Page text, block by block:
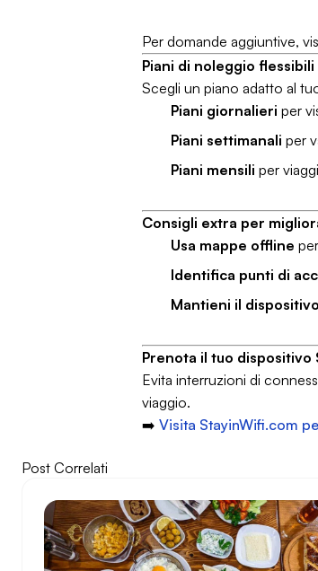
Per domande aggiuntive,
Piani di noleggio
Scegli un piano adatto al
Piani giornalieri per
Piani settimanali per
Piani mensili per
Consigli extra per
Usa mappe offline
Identifica punti di
Mantieni il
Prenota il tuo dispositivo
Evita interruzioni di
viaggio.
➡️ Visita StayinWifi.com
Post Correlati